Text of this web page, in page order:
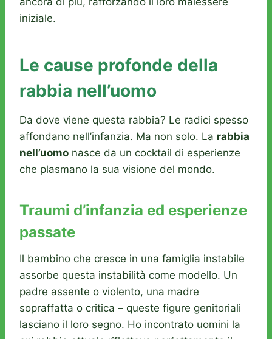
iniziale.
Le cause profonde della
rabbia nell’uomo
Da dove viene questa rabbia? Le radici spesso
affondano nell’infanzia. Ma non solo. La rabbia
nell’uomo nasce da un cocktail di esperienze
che plasmano la sua visione del mondo.
Traumi d’infanzia ed esperienze
passate
Il bambino che cresce in una famiglia instabile
assorbe questa instabilità come modello. Un
padre assente o violento, una madre
sopraffatta o critica – queste figure genitoriali
lasciano il loro segno. Ho incontrato uomini la